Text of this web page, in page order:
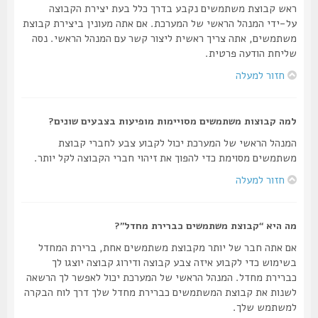
ראש קבוצת משתמשים נקבע בדרך כלל בעת יצירת הקבוצה
על-ידי המנהל הראשי של המערכת. אם אתה מעונין ביצירת קבוצת
משתמשים, אתה צריך ראשית ליצור קשר עם המנהל הראשי. נסה
שליחת הודעה פרטית.
חזור למעלה
למה קבוצות משתמשים מסויימות מופיעות בצבעים שונים?
המנהל הראשי של המערכת יכול לקבוע צבע לחברי קבוצת
משתמשים מסוימת כדי להפוך את זיהוי חברי הקבוצה לקל יותר.
חזור למעלה
מה היא “קבוצת משתמשים כברירת מחדל”?
אם אתה חבר של יותר מקבוצת משתמשים אחת, ברירת המחדל
בשימוש כדי לקבוע איזה צבע קבוצה ודירוג קבוצה יוצגו לך
כברירת מחדל. המנהל הראשי של המערכת יכול לאפשר לך הרשאה
לשנות את קבוצת המשתמשים כברירת מחדל שלך דרך לוח הבקרה
למשתמש שלך.